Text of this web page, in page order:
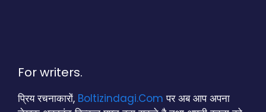
For writers.
प्रिय रचनाकारों, Boltizindagi.Com पर अब आप अपना